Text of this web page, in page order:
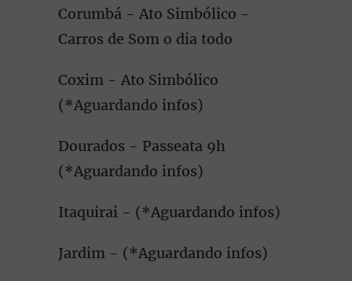
Corumbá - Ato Simbólico -
Carros de Som o dia todo
Coxim - Ato Simbólico
(*Aguardando infos)
Dourados - Passeata 9h
(*Aguardando infos)
Itaquirai - (*Aguardando infos)
Jardim - (*Aguardando infos)